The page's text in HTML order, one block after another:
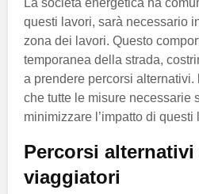
questi lavori, sarà necessario
zona dei lavori. Questo
temporanea della strada,
a prendere percorsi alternativi.
che tutte le misure necessarie
minimizzare l’impatto di questi
Percorsi alternativi
viaggiatori